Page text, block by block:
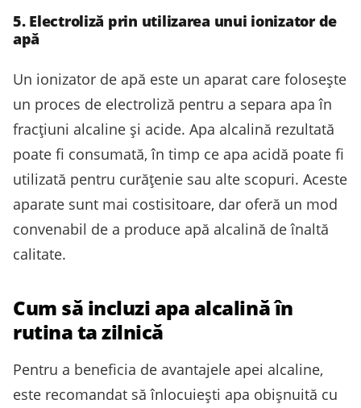
5. Electroliză prin utilizarea unui ionizator de
apă
Un ionizator de apă este un aparat care folosește
un proces de electroliză pentru a separa apa în
fracțiuni alcaline și acide. Apa alcalină rezultată
poate fi consumată, în timp ce apa acidă poate fi
utilizată pentru curățenie sau alte scopuri. Aceste
aparate sunt mai costisitoare, dar oferă un mod
convenabil de a produce apă alcalină de înaltă
calitate.
Cum să incluzi apa alcalină în
rutina ta zilnică
Pentru a beneficia de avantajele apei alcaline,
este recomandat să înlocuiești apa obișnuită cu